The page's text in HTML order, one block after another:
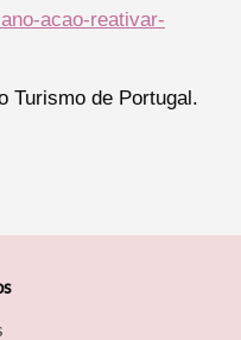
acao-reativar-
Turismo de Portugal.